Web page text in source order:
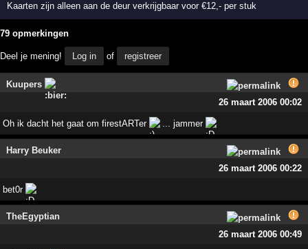
Kaarten zijn alleen aan de deur verkrijgbaar voor €12,- per stuk
79 opmerkingen
Deel je mening! Log in of registreer
Kuupers
26 maart 2006 00:02
Oh ik dacht het gaat om firestARTer ... jammer
Harry Beuker
26 maart 2006 00:22
bet0r
TheEgyptian
26 maart 2006 00:49